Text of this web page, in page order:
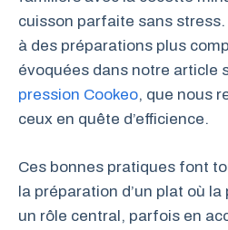
cuisson parfaite sans stress.
à des préparations plus
évoquées dans notre article
pression Cookeo, que nous
ceux en quête d’efficience.
Ces bonnes pratiques font
la préparation d’un plat où
un rôle central, parfois en